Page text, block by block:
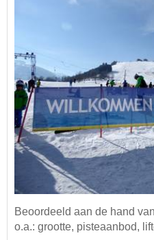
Beoordeeld aan de hand
o.a.: grootte, pisteaanbod,